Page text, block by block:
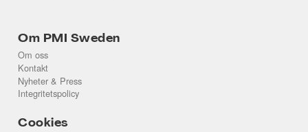
Om PMI Sweden
Om oss
Kontakt
Nyheter & Press
Integritetspolicy
Cookies